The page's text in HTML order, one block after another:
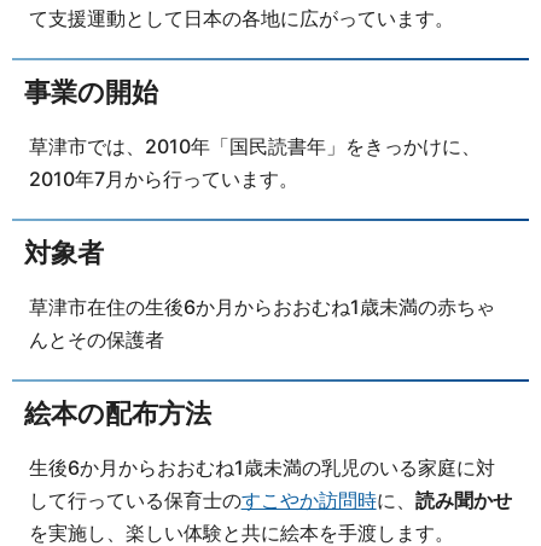
て支援運動として日本の各地に広がっています。
事業の開始
草津市では、2010年「国民読書年」をきっかけに、
2010年7月から行っています。
対象者
草津市在住の生後6か月からおおむね1歳未満の赤ちゃ
んとその保護者
絵本の配布方法
生後6か月からおおむね1歳未満の乳児のいる家庭に対
して行っている保育士のすこやか訪問時に、 読み聞かせ
を実施し、楽しい体験と共に絵本を手渡します。